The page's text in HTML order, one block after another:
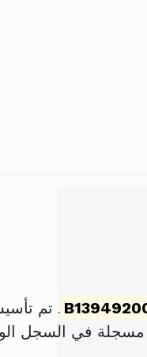
. تم تأسيسها في 26
مسجلة في السجل